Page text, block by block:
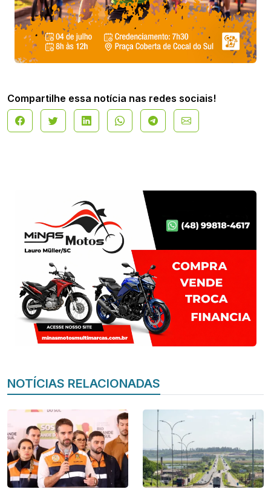
Compartilhe essa notícia nas redes sociais!
NOTÍCIAS RELACIONADAS